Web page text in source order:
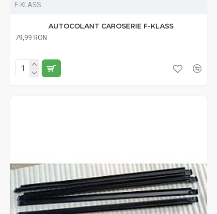
F-KLASS
AUTOCOLANT CAROSERIE F-KLASS
79,99 RON